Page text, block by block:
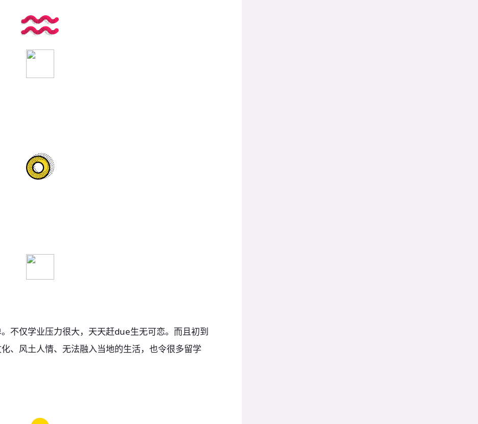
不仅学业压力很大，天天赶due生无可恋。而且初到
、风土人情、无法融入当地的生活，也令很多留学